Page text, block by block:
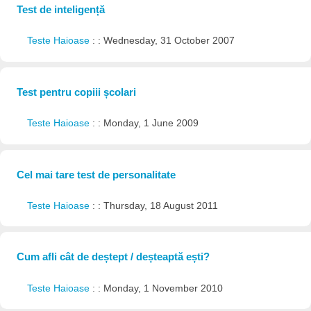
Test de inteligență
Teste Haioase : : Wednesday, 31 October 2007
Test pentru copiii școlari
Teste Haioase : : Monday, 1 June 2009
Cel mai tare test de personalitate
Teste Haioase : : Thursday, 18 August 2011
Cum afli cât de deștept / deșteaptă ești?
Teste Haioase : : Monday, 1 November 2010